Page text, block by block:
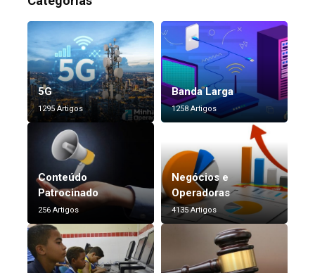
5G
1295 Artigos
Banda Larga
1258 Artigos
Conteúdo
Patrocinado
256 Artigos
Negócios e
Operadoras
4135 Artigos